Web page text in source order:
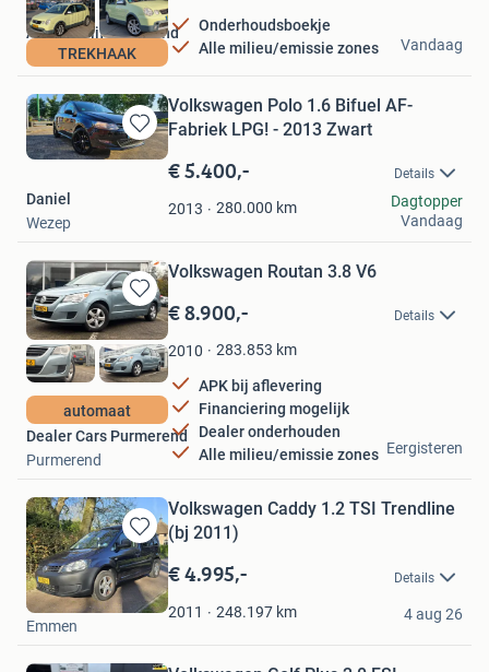
TREKHAAK
Onderhoudsboekje
Alle milieu/emissie zones
Autobedrijf Kaatsland
Sneek
Vandaag
Bewaren
in
Favorieten
Volkswagen Polo 1.6 Bifuel AF-
Fabriek LPG! - 2013 Zwart
€ 5.400,- Details
2013 280.000 km
Daniel
Wezep
Dagtopper
Vandaag
Bewaren
in
Mijn
Favorieten
automaat
Volkswagen Routan 3.8 V6
€ 8.900,- Details
2010 283.853 km
APK bij aflevering
Financiering mogelijk
Dealer onderhouden
Alle milieu/emissie zones
Dealer Cars Purmerend
Purmerend
Eergisteren
Bewaren
in
Mijn
Favorieten
Volkswagen Caddy 1.2 TSI Trendline
(bj 2011)
€ 4.995,- Details
2011 248.197 km
A. Hidding auto's
Emmen
4 aug 26